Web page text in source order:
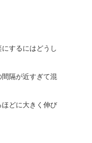
するにはどうし
隔が近すぎて混
どに大きく伸び